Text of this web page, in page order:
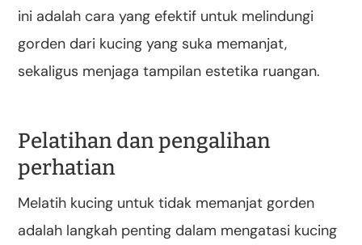
ini adalah cara yang efektif untuk melindungi
gorden dari kucing yang suka memanjat,
sekaligus menjaga tampilan estetika ruangan.
Pelatihan dan pengalihan
perhatian
Melatih kucing untuk tidak memanjat gorden
adalah langkah penting dalam mengatasi kucing